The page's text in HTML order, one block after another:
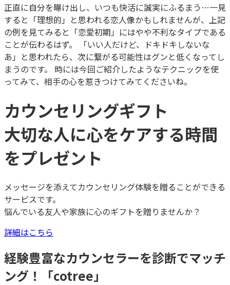
正直に自分を曝け出し、いつも快活に誠実にふるまう…一見
すると「理想的」と思われる恋人像かもしれませんが、上記
の例を見てみると「恋愛初期」にはやや不利なタイプである
ことが伝わるはず。 「いい人だけど、ドキドキしないな
あ」と思われたら、次に繋がる可能性はグンと低くなってし
まうのです。 時には今回ご紹介したようなテクニックを使
ってみて、相手の心を惹きつけてみてくださいね。
カウンセリングギフト
大切な人に心をケアする時間
をプレゼント
メッセージを添えてカウンセリング体験を贈ることができる
サービスです。
悩んでいる友人や家族に心のギフトを贈りませんか？
詳細はこちら
経験豊富なカウンセラーを診断でマッチ
ング！「cotree」